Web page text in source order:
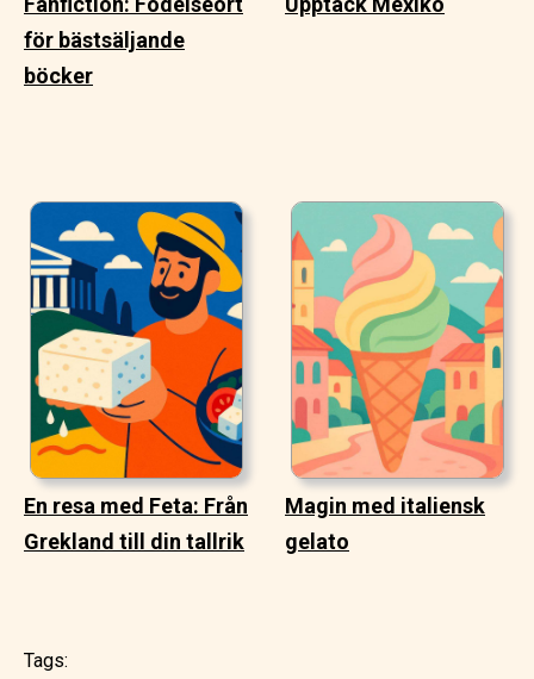
för bästsäljande
böcker
En resa med Feta: Från
Grekland till din tallrik
Magin med italiensk
gelato
Tags: